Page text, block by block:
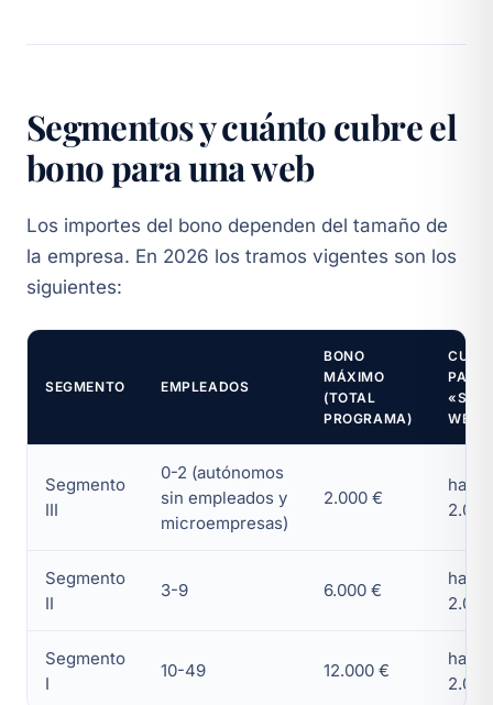
Segmentos y cuánto cubre el
bono para una web
Los importes del bono dependen del tamaño de
la empresa. En 2026 los tramos vigentes son los
siguientes:
SEGMENTO EMPLEADOS
BONO
MÁXIMO
(TOTAL
PROGRAMA)
PARA
WEB»
Segmento
III
0-2 (autónomos
sin empleados y
microempresas)
2.000 €
hasta
Segmento
II
3-9 6.000 €
hasta
Segmento
I
10-49 12.000 €
hasta